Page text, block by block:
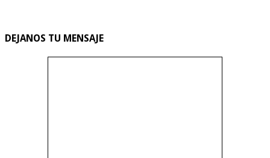
DEJANOS TU MENSAJE